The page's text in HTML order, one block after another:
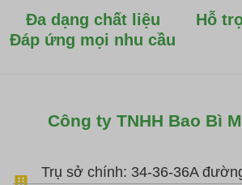
Đa dạng chất liệu
Đáp ứng mọi nhu cầu
Hỗ
Công ty TNHH Bao Bì
Trụ sở chính: 34-36-36A